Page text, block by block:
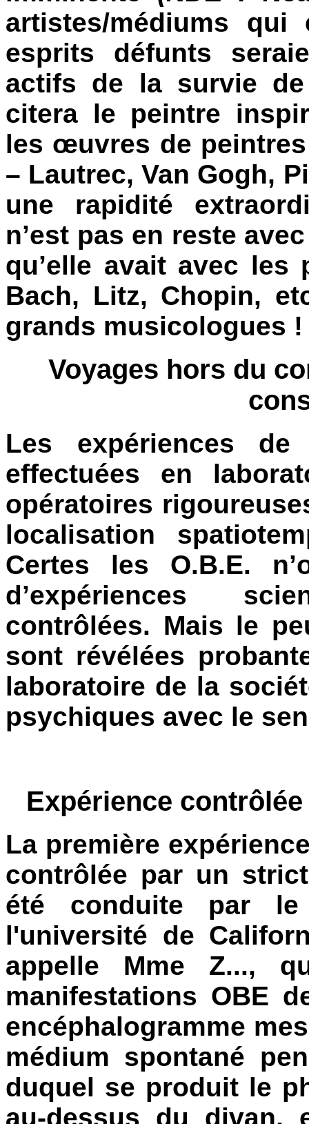
artistes/médiums
esprits défunts
actifs de la survie
citera le peintre
les œuvres de
– Lautrec, Van Gogh,
une rapidité
n’est pas en reste
qu’elle avait avec
Bach, Litz, Chopin,
grands musicologues !
Voyages hors du
Les expériences
effectuées en
opératoires
localisation
Certes les O.B.E.
d’expériences
contrôlées. Mais le
sont révélées
laboratoire de la
psychiques avec le
Expérience
La première
contrôlée par un
été conduite par
l'université de
appelle Mme Z...,
manifestations OBE
encéphalogramme
médium spontané
duquel se produit le
au-dessus du divan,